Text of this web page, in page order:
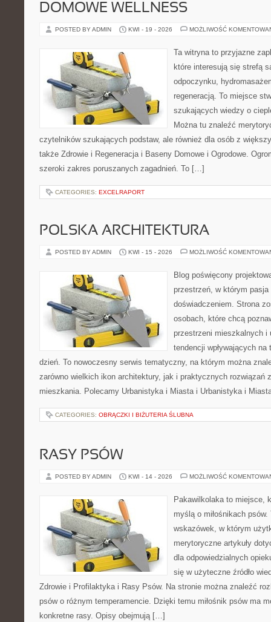
DOMOWE WELLNESS
POSTED BY ADMIN KWI - 19 - 2026 MOŻLIWOŚĆ
Ta witryna to przyjazne
które interesują się strefą
odpoczynku,
regeneracją. To miejsce
szukających wiedzy o
Można tu znaleźć
czytelników szukających podstaw, ale również dla osób z
także Zdrowie i Regeneracja i Baseny Domowe i Ogrodowe.
szeroki zakres poruszanych zagadnień. To […]
CATEGORIES: EXCELRAPORT
POLSKA ARCHITEKTURA
POSTED BY ADMIN KWI - 15 - 2026 MOŻLIWOŚĆ
Blog poświęcony
przestrzeń, w którym
doświadczeniem. Strona
osobach, które chcą
przestrzeni mieszkalnych i
tendencji wpływających
dzień. To nowoczesny serwis tematyczny, na którym można
zarówno wielkich ikon architektury, jak i praktycznych rozwiązań
mieszkania. Polecamy Urbanistyka i Miasta i Urbanistyka i
CATEGORIES: OBRĄCZKI I BIŻUTERIA ŚLUBNA
RASY PSÓW
POSTED BY ADMIN KWI - 14 - 2026 MOŻLIWOŚĆ
Pakawilkolaka to miejsce,
myślą o miłośnikach
wskazówek, w którym
merytoryczne artykuły
dla odpowiedzialnych
się w użyteczne źródło
Zdrowie i Profilaktyka i Rasy Psów. Na stronie można znaleźć
psów o różnym temperamencie. Dzięki temu miłośnik psów ma
konkretne rasy. Opisy obejmują […]